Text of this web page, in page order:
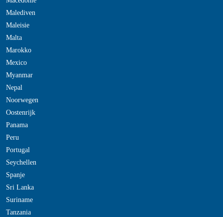
Malediven
Maleisie
Malta
Marokko
Mexico
Myanmar
Nepal
Noorwegen
Oostenrijk
Panama
Peru
Portugal
Seychellen
Spanje
Sri Lanka
Suriname
Tanzania